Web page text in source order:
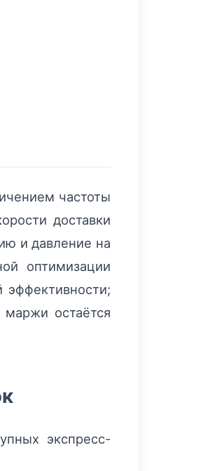
частоты
доставки
и давление на
оптимизации
остаётся
экспресс-